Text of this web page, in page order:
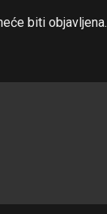
biti objavljena.